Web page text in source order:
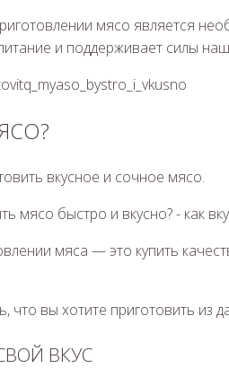
мясо является
и поддерживает силы
вкусное и сочное мясо.
мяса — это купить
вы хотите приготовить из
ВКУС